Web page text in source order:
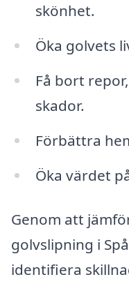
skönhet.
Öka golvets
Få bort
skador.
Förbättra
Öka värdet
Genom att
golvslipning i
identifiera